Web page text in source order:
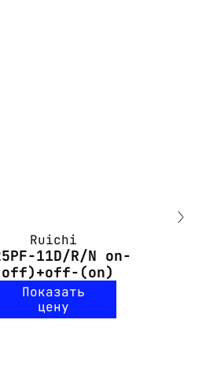
Ruichi
11D/R/N on-
(on)
Показать
цену